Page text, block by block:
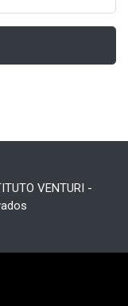
VENTURI -